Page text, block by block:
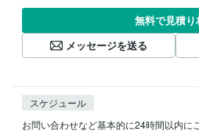
無料で見積り
メッセージを送る
スケジュール
お問い合わせなど基本的に24時間以内に